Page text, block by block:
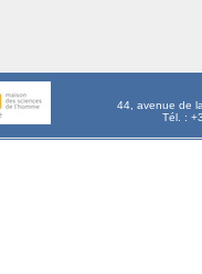
44, avenue de
Tél. :